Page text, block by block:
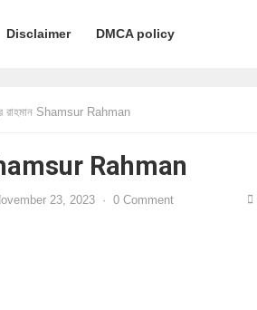
Disclaimer DMCA policy
রাহমান Shamsur Rahman
Rahman
23, 2023 · 0 Comment